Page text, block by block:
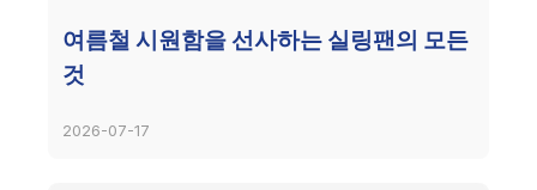
여름철 시원함을 선사하는 실링팬의 모든
것
2026-07-17